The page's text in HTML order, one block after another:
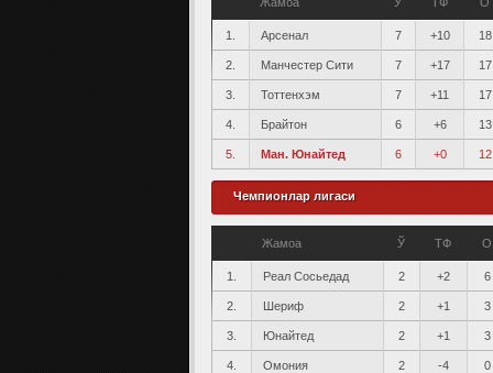
1. Арсенал 7 +10 18
2. Манчестер Сити 7 +17 17
3. Тоттенхэм 7 +11 17
4. Брайтон 6 +6 13
5. Ман. Юнайтед 6 +0 12
Чемпионлар лигаси
Жамоа Ў ТФ О
1. Реал Сосьедад 2 +2 6
2. Шериф 2 +1 3
3. Юнайтед 2 +1 3
4. Омония 2 -4 0